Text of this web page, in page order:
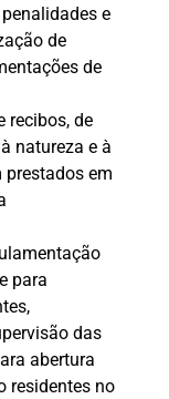
e
de
de
recibos, de
natureza e à
prestados em
para
das
abertura
residentes no